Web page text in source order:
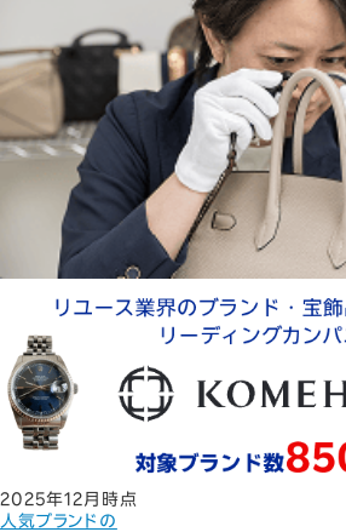
2025年12月時点
人気ブランドの